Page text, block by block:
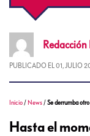
Redacción
PUBLICADO EL 01, JULIO
Inicio / News /Se derrumba
Hasta el